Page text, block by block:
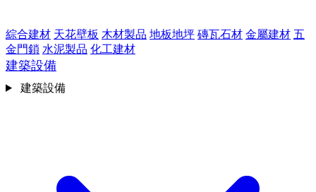
綜合建材 天花壁板 木材製品 地板地坪 磚瓦石材 金屬建材 五
金門鎖 水泥製品 化工建材
建築設備
建築設備